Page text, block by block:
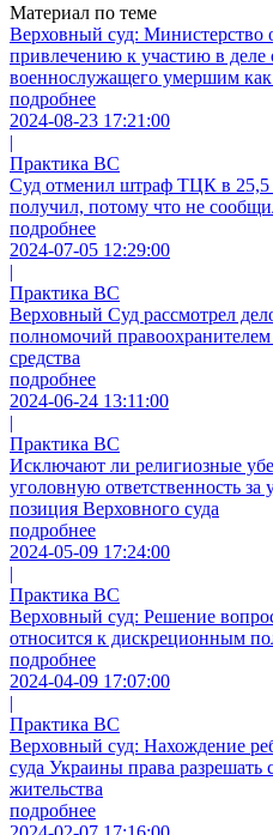
Материал по теме
Верховный суд: Министерство
привлечению к участию в деле
военнослужащего умершим как
подробнее
2024-08-23 17:21:00
|
Практика ВС
Суд отменил штраф ТЦК в 25,5
получил, потому что не
подробнее
2024-07-05 12:29:00
|
Практика ВС
Верховный Суд рассмотрел
полномочий
средства
подробнее
2024-06-24 13:11:00
|
Практика ВС
Исключают ли религиозные
уголовную ответственность
позиция Верховного суда
подробнее
2024-05-09 17:24:00
|
Практика ВС
Верховный суд: Решение
относится к дискреционным
подробнее
2024-04-09 17:07:00
|
Практика ВС
Верховный суд: Нахождение
суда Украины права разрешать
жительства
подробнее